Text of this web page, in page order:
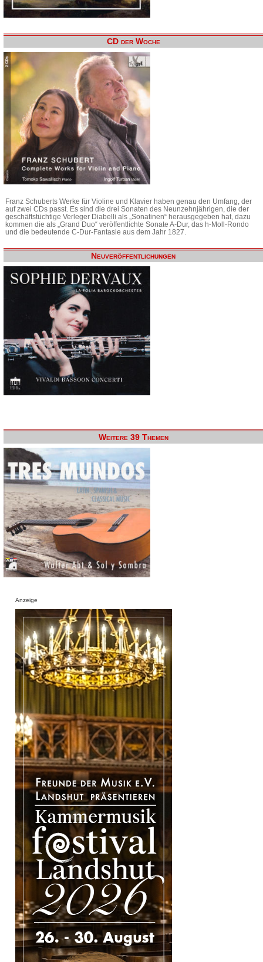
CD der Woche
Franz Schuberts Werke für Violine und Klavier haben genau den Umfang, der
auf zwei CDs passt. Es sind die drei Sonaten des Neunzehnjährigen, die der
geschäftstüchtige Verleger Diabelli als „Sonatinen“ herausgegeben hat, dazu
kommen die als „Grand Duo“ veröffentlichte Sonate A-Dur, das h-Moll-Rondo
und die bedeutende C-Dur-Fantasie aus dem Jahr 1827.
Neuveröffentlichungen
Weitere 39 Themen
Anzeige